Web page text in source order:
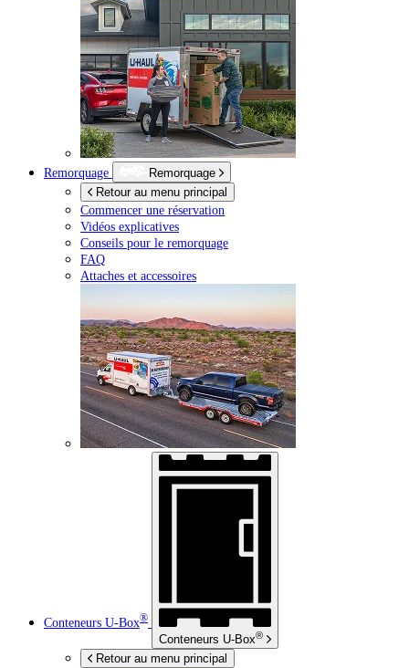
Remorquage
Remorquage
Retour au menu principal
Commencer une réservation
Vidéos explicatives
Conseils pour le remorquage
FAQ
Attaches et accessoires
Conteneurs U-Box®
Conteneurs U-Box®
Retour au menu principal